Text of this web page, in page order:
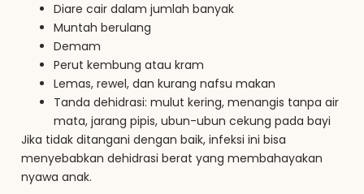
Diare cair dalam jumlah banyak
Muntah berulang
Demam
Perut kembung atau kram
Lemas, rewel, dan kurang nafsu makan
Tanda dehidrasi: mulut kering, menangis tanpa air
mata, jarang pipis, ubun-ubun cekung pada bayi
Jika tidak ditangani dengan baik, infeksi ini bisa
menyebabkan dehidrasi berat yang membahayakan
nyawa anak.